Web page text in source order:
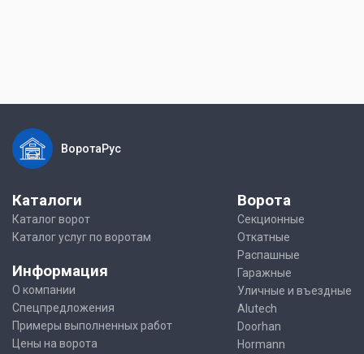
ВоротаРус
Каталоги
Каталог ворот
Каталог услуг по воротам
Информация
О компании
Спецпредложения
Примеры выполненных работ
Цены на ворота
Ворота
Секционные
Откатные
Распашные
Гаражные
Уличные и въездные
Alutech
Doorhan
Hormann